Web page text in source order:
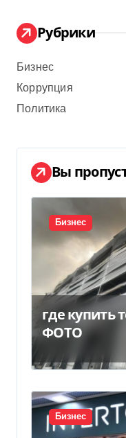
Рубрики
Бизнес
Коррупция
Политика
Вы
Бизнес
где купить
ФОТО
Бизнес